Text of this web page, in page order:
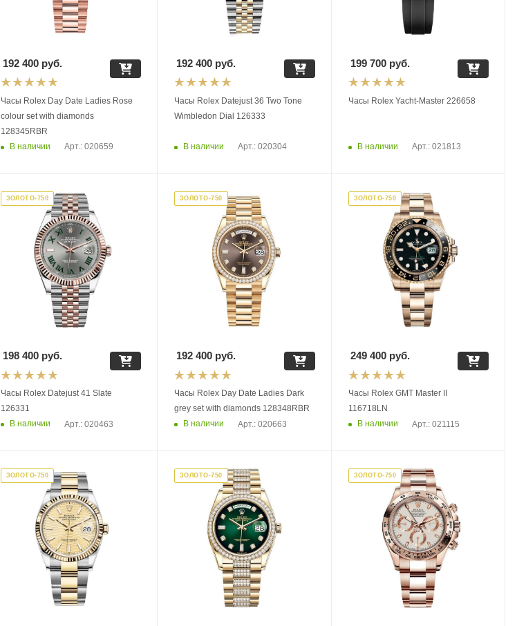
Часы Rolex Day Date Ladies Rose
colour set with diamonds
128345RBR
В наличии
Арт.: 020659
192 400руб.
Часы Rolex Datejust 36 Two Tone
Wimbledon Dial 126333
В наличии Арт.: 020304
192 400 руб.
Часы Rolex Yacht-Master 226658
В наличии Арт.: 021813
199 700руб.
ЗОЛОТО-750
Часы Rolex Datejust 41 Slate
126331
В наличии
Арт.: 020463
198 400руб.
ЗОЛОТО-750
Часы Rolex Day Date Ladies Dark
grey set with diamonds 128348RBR
В наличии
Арт.: 020663
192 400 руб.
ЗОЛОТО-750
Часы Rolex GMT Master II
116718LN
В наличии
Арт.: 021115
249 400руб.
ЗОЛОТО-750 ЗОЛОТО-750 ЗОЛОТО-750